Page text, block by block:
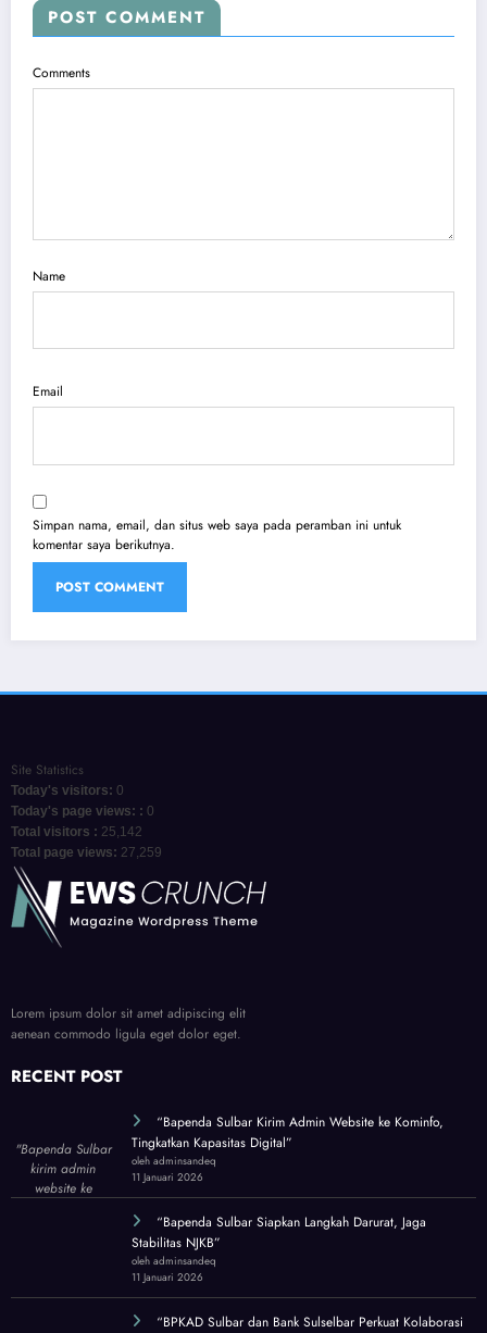
POST COMMENT
Comments
Name
Email
Simpan nama, email, dan situs web saya pada peramban ini untuk
komentar saya berikutnya.
Site Statistics
Today's visitors: 0
Today's page views: : 0
Total visitors : 25,142
Total page views: 27,259
Lorem ipsum dolor sit amet adipiscing elit
aenean commodo ligula eget dolor eget.
RECENT POST
"Bapenda Sulbar
kirim admin
website ke
“Bapenda Sulbar Kirim Admin Website ke Kominfo,
Tingkatkan Kapasitas Digital”
oleh adminsandeq
11 Januari 2026
“Bapenda Sulbar Siapkan Langkah Darurat, Jaga
Stabilitas NJKB”
oleh adminsandeq
11 Januari 2026
“BPKAD Sulbar dan Bank Sulselbar Perkuat Kolaborasi